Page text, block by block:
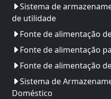
Sistema de
de utilidade
Fonte de alimentação
Fonte de alimentação
Fonte de alimentação
Sistema de
Doméstico